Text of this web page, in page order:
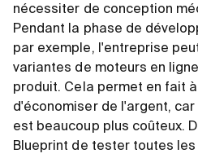
nécessiter de conception
Pendant la phase de
par exemple, l'entreprise
variantes de moteurs en
produit. Cela permet en fait
d'économiser de l'argent,
est beaucoup plus coûteux.
Blueprint de tester toutes